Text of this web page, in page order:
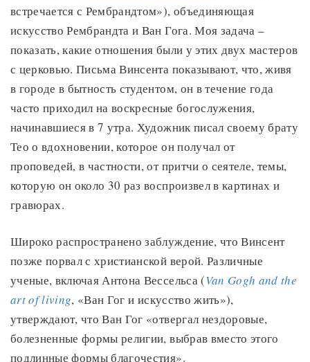
встречается с Рембрандтом»), объединяющая
искусство Рембрандта и Ван Гога. Моя задача –
показать, какие отношения были у этих двух мастеров
с церковью. Письма Винсента показывают, что, живя
в городе в бытность студентом, он в течение года
часто приходил на воскресные богослужения,
начинавшиеся в 7 утра. Художник писал своему брату
Тео о вдохновении, которое он получал от
проповедей, в частности, от притчи о сеятеле, темы,
которую он около 30 раз воспроизвел в картинах и
гравюрах.
Широко распространено заблуждение, что Винсент
позже порвал с христианской верой. Различные
ученые, включая Антона Вессельса (Van Gogh and the
art of living, «Ван Гог и искусство жить»),
утверждают, что Ван Гог «отвергал нездоровые,
болезненные формы религии, выбрав вместо этого
подлинные формы благочестия».